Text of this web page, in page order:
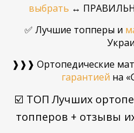
выбрать ↔
✅ Лучшие топперы и
❱❱❱ Ортопедические
гарантией на
☑️ ТОП Лучших
топперов + отзывы